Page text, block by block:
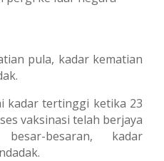
pula, kadar kematian
kadar tertinggi ketika 23
vaksinasi telah berjaya
besaran, kadar